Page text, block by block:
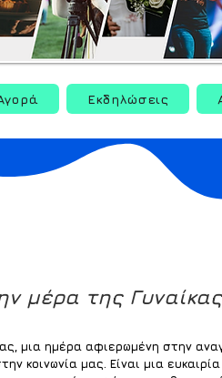
Εκδηλώσεις
μέρα της Γυναίκας
μια ημέρα αφιερωμένη στην
κοινωνία μας. Είναι μια